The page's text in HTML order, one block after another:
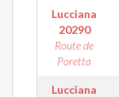
Lucciana
20290
Route de
Poretta
Lucciana